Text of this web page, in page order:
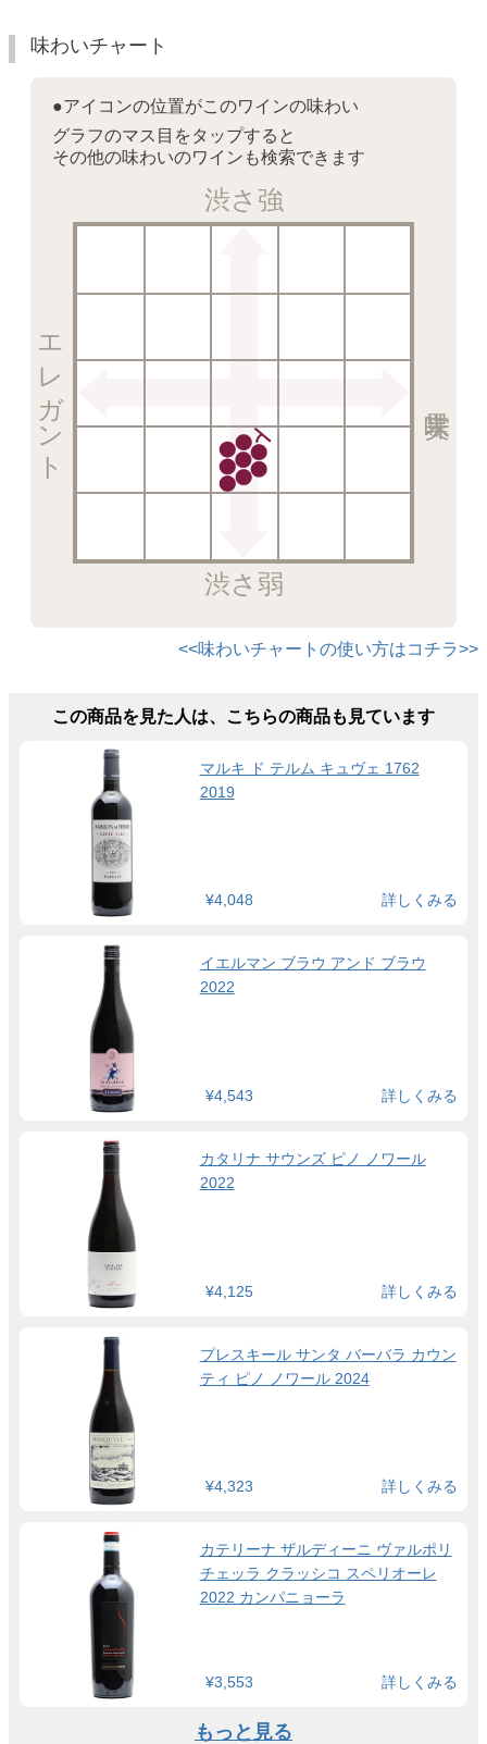
味わいチャート
●アイコンの位置がこのワインの味わい
グラフのマス目をタップすると
その他の味わいのワインも検索できます
渋さ強
渋さ弱
エレガント
<<味わいチャートの使い方はコチラ>>
この商品を見た人は、こちらの商品も見ています
マルキ ド テルム キュヴェ 1762
2019
¥4,048 詳しくみる
イエルマン ブラウ アンド ブラウ
2022
¥4,543 詳しくみる
カタリナ サウンズ ピノ ノワール
2022
¥4,125 詳しくみる
プレスキール サンタ バーバラ カウン
ティ ピノ ノワール 2024
¥4,323 詳しくみる
カテリーナ ザルディーニ ヴァルポリ
チェッラ クラッシコ スペリオーレ
2022 カンパニョーラ
¥3,553 詳しくみる
もっと見る